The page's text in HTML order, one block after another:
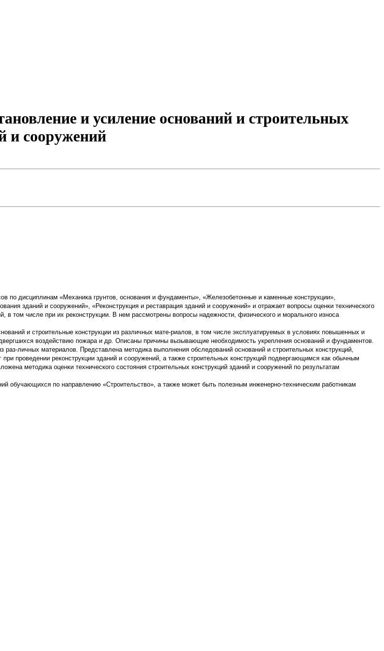
и усиление оснований и строительных
и сооружений
по дисциплинам «Механика грунтов, основания и фундаменты», «Железобетонные и каменные конструкции»,
зданий и сооружений», «Реконструкция и реставрация зданий и сооружений» и отражает вопросы оценки технического
в том числе при их реконструкции. В нем рассмотрены вопросы надежности, физического и морального износа
и строительные конструкции из различных мате-риалов, в том числе эксплуатируемых в условиях повышенных и
воздействию пожара и др. Описаны причины вызывающие необходимость укрепления оснований и фундаментов.
личных материалов. Представлена методика выполнения обследований оснований и строительных конструкций,
проведении реконструкции зданий и сооружений, а также строительных конструкций подвергающимся как обычным
методика оценки технического состояния строительных конструкций зданий и сооружений по результатам
обучающихся по направлению «Строительство», а также может быть полезным инженерно-техническим работникам